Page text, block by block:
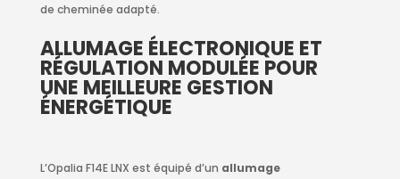
de cheminée adapté.
ALLUMAGE ÉLECTRONIQUE ET
RÉGULATION MODULÉE POUR
UNE MEILLEURE GESTION
ÉNERGÉTIQUE
L’Opalia F14E LNX est équipé d’un allumage